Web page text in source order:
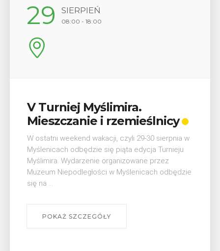
30 sierpnia w
Turnieju
przez
odbędzie
12
Wykład „Jak zdobyć
odznaki na
szlakach?”
W środę 12 sierpnia o godz. 17 w
Bibliotece Publicznej w Myślenicach
wykład Mateusza Murzyna,
POKAŻ SZCZEGÓŁY